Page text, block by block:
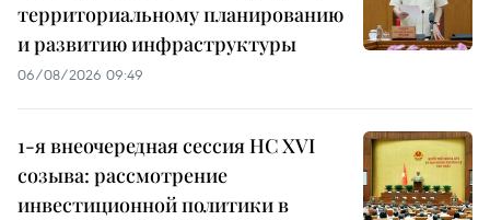
территориальному планированию
и развитию инфраструктуры
06/08/2026 09:49
1-я внеочередная сессия НС XVI
созыва: рассмотрение
инвестиционной политики в